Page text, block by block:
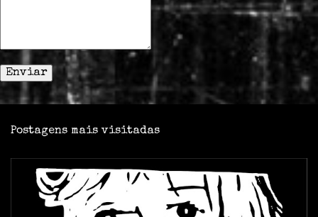
Postagens mais visitadas